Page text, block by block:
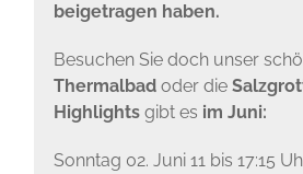
beigetragen haben.
Besuchen Sie doch unser
Thermalbadoder die
Highlightsgibt es im Juni:
Sonntag 02. Juni 11 bis 17:15